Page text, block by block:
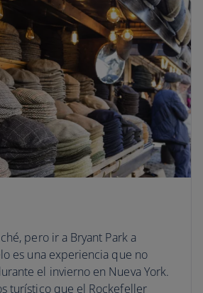
pero ir a Bryant Park a
es una experiencia que no
el invierno en Nueva York.
turístico que el Rockefeller